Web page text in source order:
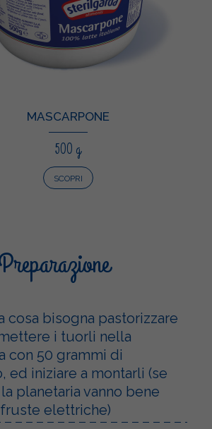
MASCARPONE
500 g
SCOPRI
cosa bisogna pastorizzare
i tuorli nella
con 50 grammi di
ed iniziare a montarli (se
planetaria vanno bene
elettriche)